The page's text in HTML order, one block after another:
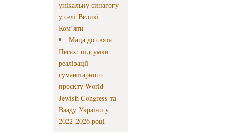
унікальну синагогу
у селі Великі
Ком’яти
Маца до свята
Песах: підсумки
реалізації
гуманітарного
проєкту World
Jewish Congress та
Вааду України у
2022-2026 році